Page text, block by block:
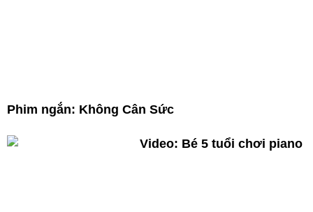
Phim ngắn: Không Cân Sức
Video: Bé 5 tuổi chơi piano